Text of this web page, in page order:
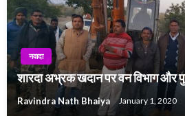
नवादा
शारदा अभ्रक खदान पर वन विभाग और
Ravindra Nath Bhaiya January 1, 2020